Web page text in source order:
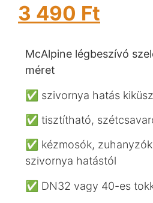
3 490 Ft
McAlpine légbeszívó
méret
✅ szivornya hatás
✅ tisztítható,
✅ kézmosók,
szivornya hatástól
✅ DN32 vagy 40-es